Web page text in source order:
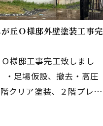
丘Ｏ様邸外壁塗装工事完
様邸工事完工致しまし
・足場仮設、撤去・高圧
クリア塗装、２階プレミ